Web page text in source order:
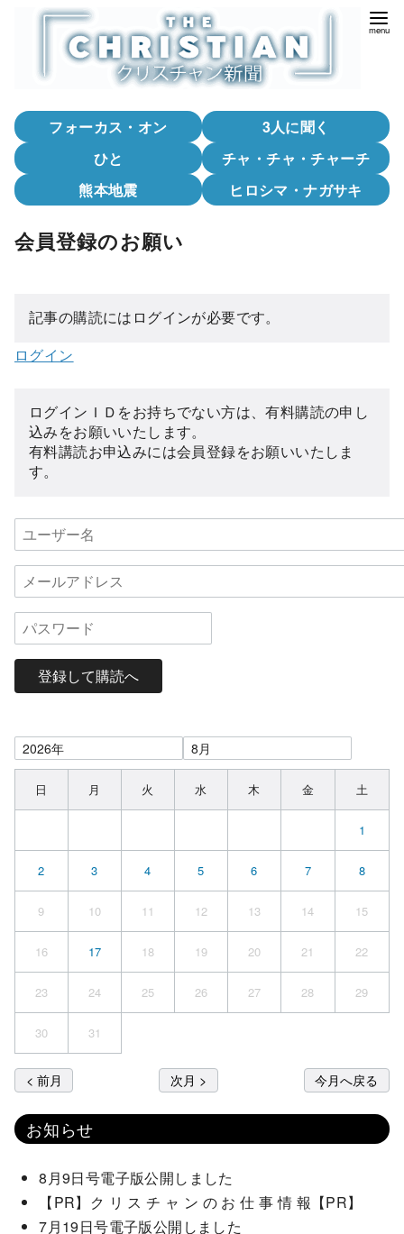
フォーカス・オン
3人に聞く
ひと
チャ・チャ・チャーチ
熊本地震
ヒロシマ・ナガサキ
会員登録のお願い
記事の購読にはログインが必要です。
ログイン
ログインＩＤをお持ちでない方は、有料購読の申し
込みをお願いいたします。
有料講読お申込みには会員登録をお願いいたしま
す。
登録して購読へ
日 月 火 水 木 金 土
1
2 3 4 5 6 7 8
9 10 11 12 13 14 15
16 17 18 19 20 21 22
23 24 25 26 27 28 29
30 31
< 前月 次月 > 今月へ戻る
お知らせ
8月9日号電子版公開しました
【PR】ク リ ス チ ャ ン の お 仕 事 情 報【PR】
7月19日号電子版公開しました